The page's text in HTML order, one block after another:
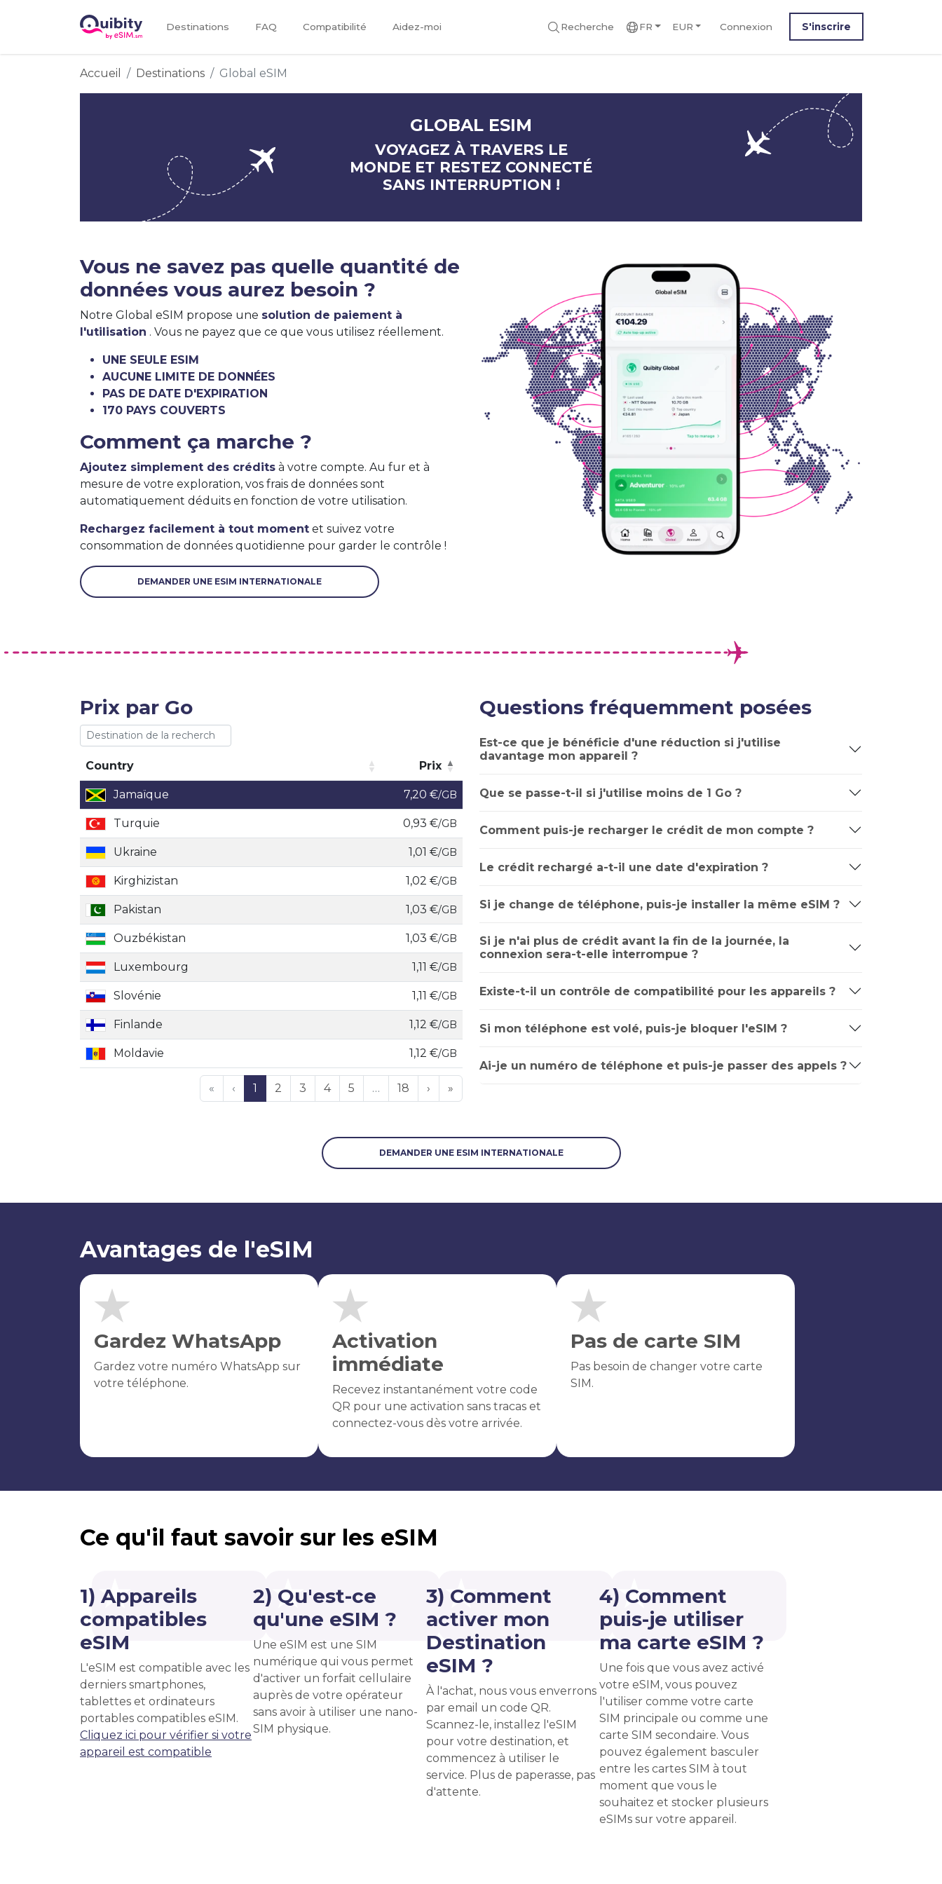
Destinations FAQ Compatibilité Aidez-moi Recherche FR EUR Connexion S'inscrire
Accueil Destinations Global eSIM
GLOBAL ESIM
VOYAGEZ À TRAVERS LE
MONDE ET RESTEZ CONNECTÉ
SANS INTERRUPTION !
Vous ne savez pas quelle quantité de
données vous aurez besoin ?
Notre Global eSIM propose une solution de paiement à
l'utilisation . Vous ne payez que ce que vous utilisez réellement.
UNE SEULE ESIM
AUCUNE LIMITE DE DONNÉES
PAS DE DATE D'EXPIRATION
170 PAYS COUVERTS
Comment ça marche ?
Ajoutez simplement des crédits à votre compte. Au fur et à
mesure de votre exploration, vos frais de données sont
automatiquement déduits en fonction de votre utilisation.
Rechargez facilement à tout moment et suivez votre
consommation de données quotidienne pour garder le contrôle !
DEMANDER UNE ESIM INTERNATIONALE
Prix par Go
Country
Prix
Country
Prix
Jamaïque 7,20 €/GB
Turquie 0,93 €/GB
Ukraine 1,01 €/GB
Kirghizistan 1,02 €/GB
Pakistan 1,03 €/GB
Ouzbékistan 1,03 €/GB
Luxembourg 1,11 €/GB
Slovénie 1,11 €/GB
Finlande 1,12 €/GB
Moldavie 1,12 €/GB
« ‹ 1 2 3 4 5 … 18 › »
Questions fréquemment posées
Est-ce que je bénéficie d'une réduction si j'utilise
davantage mon appareil ?
Que se passe-t-il si j'utilise moins de 1 Go ?
Comment puis-je recharger le crédit de mon compte ?
Le crédit rechargé a-t-il une date d'expiration ?
Si je change de téléphone, puis-je installer la même eSIM ?
Si je n'ai plus de crédit avant la fin de la journée, la
connexion sera-t-elle interrompue ?
Existe-t-il un contrôle de compatibilité pour les appareils ?
Si mon téléphone est volé, puis-je bloquer l'eSIM ?
Ai-je un numéro de téléphone et puis-je passer des appels ?
DEMANDER UNE ESIM INTERNATIONALE
Avantages de l'eSIM
Gardez WhatsApp
Gardez votre numéro WhatsApp sur
votre téléphone.
Activation
immédiate
Recevez instantanément votre code
QR pour une activation sans tracas et
connectez-vous dès votre arrivée.
Pas de carte SIM
Pas besoin de changer votre carte
SIM.
Ce qu'il faut savoir sur les eSIM
1) Appareils
compatibles
eSIM
L'eSIM est compatible avec les
derniers smartphones,
tablettes et ordinateurs
portables compatibles eSIM.
Cliquez ici pour vérifier si votre
appareil est compatible
2) Qu'est-ce
qu'une eSIM ?
Une eSIM est une SIM
numérique qui vous permet
d'activer un forfait cellulaire
auprès de votre opérateur
sans avoir à utiliser une nano-
SIM physique.
3) Comment
activer mon
Destination
eSIM ?
À l'achat, nous vous enverrons
par email un code QR.
Scannez-le, installez l'eSIM
pour votre destination, et
commencez à utiliser le
service. Plus de paperasse, pas
d'attente.
4) Comment
puis-je utiliser
ma carte eSIM ?
Une fois que vous avez activé
votre eSIM, vous pouvez
l'utiliser comme votre carte
SIM principale ou comme une
carte SIM secondaire. Vous
pouvez également basculer
entre les cartes SIM à tout
moment que vous le
souhaitez et stocker plusieurs
eSIMs sur votre appareil.